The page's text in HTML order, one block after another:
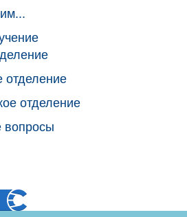
отделение
отделение
вопросы